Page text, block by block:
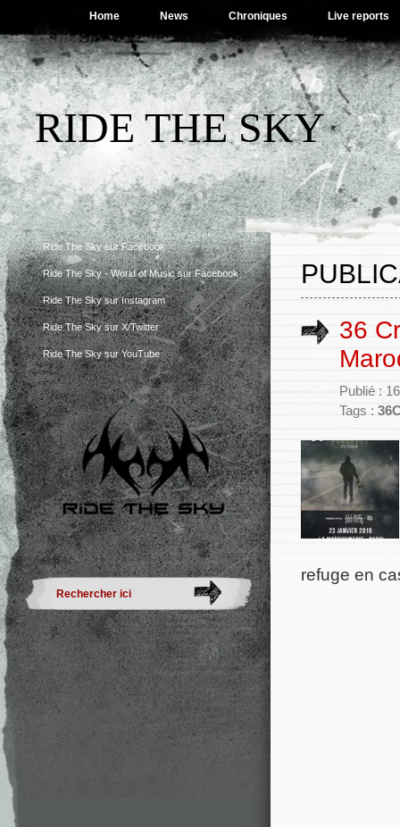
Home News Chroniques Live reports
RIDE THE SKY
Ride The Sky sur Facebook
Ride The Sky - World of Music sur Facebook
Ride The Sky sur Instagram
Ride The Sky sur X/Twitter
Ride The Sky sur YouTube
36
Publié :
Tags :
refuge en